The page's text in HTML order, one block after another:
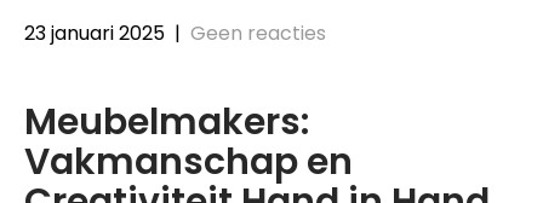
23 januari 2025 | Geen reacties
Meubelmakers:
Vakmanschap en